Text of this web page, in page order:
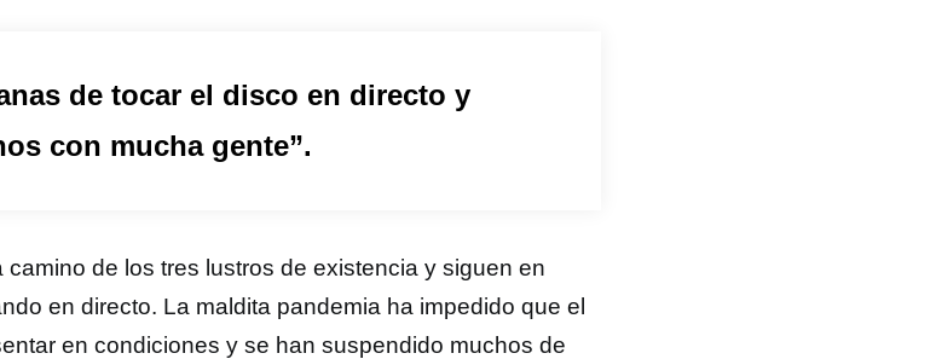
de tocar el disco en directo y
con mucha gente”.
camino de los tres lustros de existencia y siguen en
en directo. La maldita pandemia ha impedido que el
en condiciones y se han suspendido muchos de